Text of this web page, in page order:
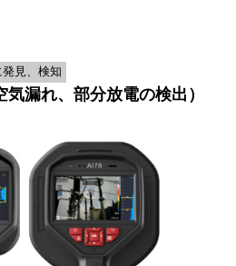
見、検知
漏れ、部分放電の検出）